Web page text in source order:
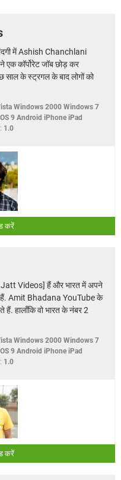
में Ashish Chanchlani
कॉर्पोरेट जॉब छोड़ कर
के स्ट्रगल के बाद लोगों को
Windows 2000 Windows 7
9 Android iPhone iPad
1.0
करें
Videos] हैं और भारत में अपने
हैं. Amit Bhadana YouTube के
हैं. हालाँकि वो भारत के नंबर 2
Windows 2000 Windows 7
9 Android iPhone iPad
1.0
करें